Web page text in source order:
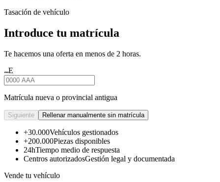
Tasación de vehículo
Introduce tu matrícula
Te hacemos una oferta en menos de 2 horas.
★★★E
Matrícula nueva o provincial antigua
Siguiente Rellenar manualmente sin matrícula
+30.000Vehículos gestionados
+200.000Piezas disponibles
24hTiempo medio de respuesta
Centros autorizadosGestión legal y documentada
Vende tu vehículo